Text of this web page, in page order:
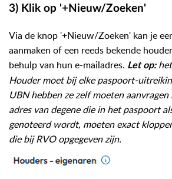
3) Klik op '+Nieuw/Zoeken'
Via de knop '+Nieuw/Zoeken' kan je
aanmaken of een reeds bekende
behulp van hun e-mailadres. Let op:het
Houder moet bij elke paspoort-
UBN hebben ze zelf moeten
adres van degene die in het paspoort
genoteerd wordt, moeten exact
die bij RVO opgegeven zijn.